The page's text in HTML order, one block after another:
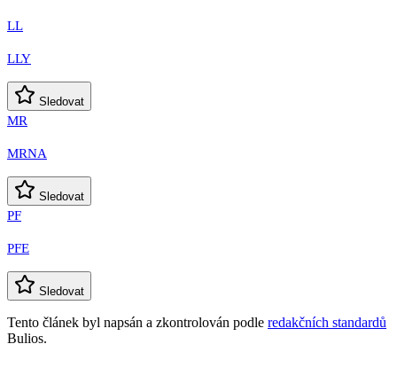
LL
LLY
Sledovat
MR
MRNA
Sledovat
PF
PFE
Sledovat
Tento článek byl napsán a zkontrolován podle redakčních standardů
Bulios.